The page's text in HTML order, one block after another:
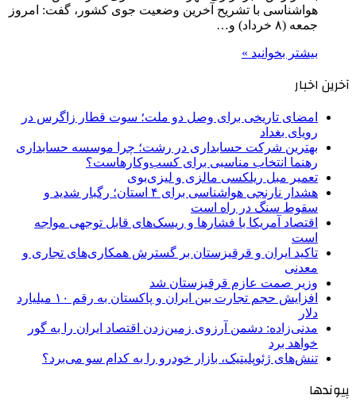
هواشناسی با تشریح آخرین وضعیت جوی کشور، گفت: امروز
جمعه (۸ خرداد) و…
بیشتر بخوانید »
آخرین اخبار
امضای تاریخی برای وصل دو ملت؛ سوت قطار زاگرس در
رویای بغداد
بهترین شرکت حسابداری در رشت؛ چرا موسسه حسابداری
رهنما انتخاب مناسبی برای کسب‌وکارهاست؟
تعمیر مبل ریلکسی مالزی و لیزی‌بوی
هشدار نارنجی هواشناسی برای ۴ استان؛ رگبار شدید و
سقوط سنگ در راه است
اقتصاد آمریکا با فشارها و ریسک‌های قابل توجهی مواجه
است
تاکید ایران و قرقیزستان بر گسترش همکاری‌های تجاری و
معدنی
وزیر صمت عازم قرقیزستان شد
افزایش حجم تجارت بین ایران و پاکستان به رقم ۱۰ میلیارد
دلار
مدنی‌زاده: دشمن آرزوی زمین‌زدن اقتصاد ایران را به گور
خواهد برد
تنش‌های ژئوپلیتیک، بازار خودرو را به کدام سو می‌برد؟
پیوندها